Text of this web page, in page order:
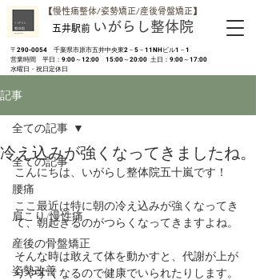
​【慢性痛整体/姿勢矯正/産後骨盤矯正】
五井駅前 いがらし整体院
​〒290-0054 千葉県市原市五井中央東2－5－11NHビル1－1
営業時間 平日：9:00～12:00 15:00～20:00 土日：9:00～17:00
​水曜日・祝日定休日
記事
全ての記事
腰痛
肩こり/慢性痛
産後の骨盤矯正
姿勢改善
全ての記事
冷え込みが強くなってきましたね。
こんにちは、いがらし整体院五十嵐です！
ここ最近は特に朝の冷え込みが強くなってき
て、朝起きるのがつらくなってきますよね。
そんな時は敢えて体を動かすと、代謝が上が
りやすくなるので健康でいられたりします。